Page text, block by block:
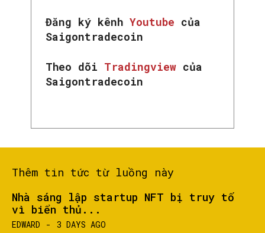
Đăng ký kênh Youtube của
Saigontradecoin
Theo dõi Tradingview của
Saigontradecoin
Thêm tin tức từ luồng này
Nhà sáng lập startup NFT bị truy tố
vì biển thủ...
EDWARD - 3 DAYS AGO